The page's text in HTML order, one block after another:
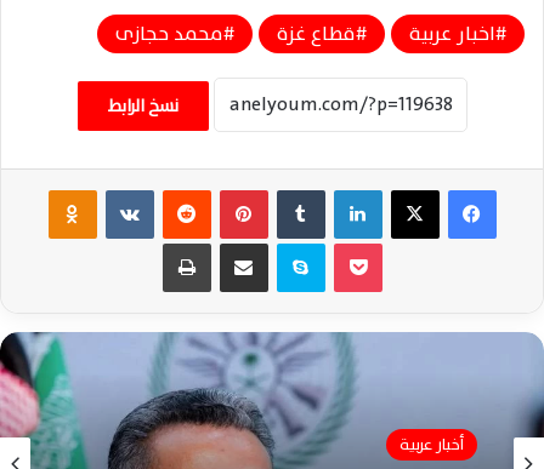
اخبار عربية قطاع غزة محمد حجازى
نسخ الرابط
فيسبوك ‫X لينكدإن بينتيريست ‏VKontakte
سكايب مشاركة عبر البريد طباعة
أخبار عربية